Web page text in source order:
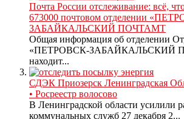
Почта России отслеживание: всё,
673000 почтовом отделении
ЗАБАЙКАЛЬСКИЙ ПОЧТАМТ
Общая информация об отделении
«ПЕТРОВСК-ЗАБАЙКАЛЬСКИЙ
находит...
СДЭК Приозерск Ленинградская
• Росреестр волосово
В Ленинградской области усилили
коммунальных служб 27 декабря 2...